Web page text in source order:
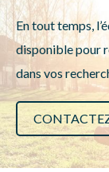
En tout temps,
disponible pour
dans vos